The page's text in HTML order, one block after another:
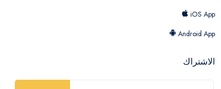
iOS App
Android App
الاشتراك